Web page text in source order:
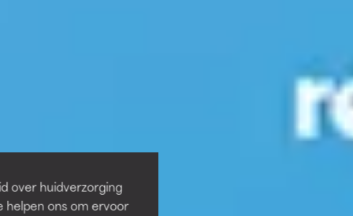
over huidverzorging
helpen ons om ervoor